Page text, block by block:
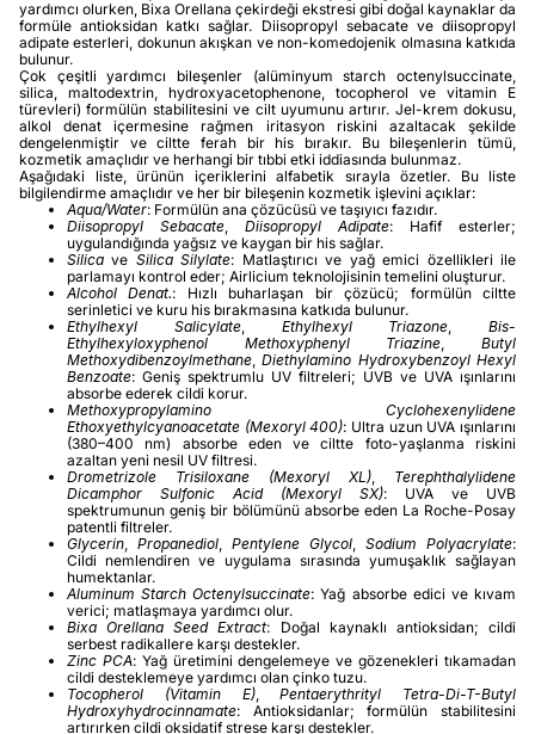
yardımcı olurken, Bixa Orellana çekirdeği ekstresi gibi doğal kaynaklar da
formüle antioksidan katkı sağlar. Diisopropyl sebacate ve diisopropyl
adipate esterleri, dokunun akışkan ve non-komedojenik olmasına katkıda
bulunur.
Çok çeşitli yardımcı bileşenler (alüminyum starch octenylsuccinate,
silica, maltodextrin, hydroxyacetophenone, tocopherol ve vitamin E
türevleri) formülün stabilitesini ve cilt uyumunu artırır. Jel-krem dokusu,
alkol denat içermesine rağmen iritasyon riskini azaltacak şekilde
dengelenmiştir ve ciltte ferah bir his bırakır. Bu bileşenlerin tümü,
kozmetik amaçlıdır ve herhangi bir tıbbi etki iddiasında bulunmaz.
Aşağıdaki liste, ürünün içeriklerini alfabetik sırayla özetler. Bu liste
bilgilendirme amaçlıdır ve her bir bileşenin kozmetik işlevini açıklar:
Aqua/Water: Formülün ana çözücüsü ve taşıyıcı fazıdır.
Diisopropyl Sebacate
Diisopropyl Adipate: Hafif esterler;
uygulandığında yağsız ve kaygan bir his sağlar.
Silica ve Silica Silylate: Matlaştırıcı ve yağ emici özellikleri ile
parlamayı kontrol eder; Airlicium teknolojisinin temelini oluşturur.
Alcohol Denat.: Hızlı buharlaşan bir çözücü; formülün ciltte
serinletici ve kuru his bırakmasına katkıda bulunur.
Ethylhexyl Salicylate, Ethylhexyl Triazone
Bis-
Ethylhexyloxyphenol Methoxyphenyl Triazine ,Butyl
Methoxydibenzoylmethane ,Diethylamino Hydroxybenzoyl Hexyl
Benzoate: Geniş spektrumlu UV filtreleri; UVB ve UVA ışınlarını
absorbe ederek cildi korur.
Methoxypropylamino Cyclohexenylidene
Ethoxyethylcyanoacetate (Mexoryl 400): Ultra uzun UVA ışınlarını
(380–400 nm) absorbe eden ve ciltte foto-yaşlanma riskini
azaltan yeni nesil UV filtresi.
Drometrizole Trisiloxane (Mexoryl XL)
Terephthalylidene
Dicamphor Sulfonic Acid (Mexoryl SX): UVA ve UVB
spektrumunun geniş bir bölümünü absorbe eden La Roche-Posay
patentli filtreler.
Glycerin
Propanediol Pentylene Glycol Sodium Polyacrylate:
Cildi nemlendiren ve uygulama sırasında yumuşaklık sağlayan
humektanlar.
Aluminum Starch Octenylsuccinate: Yağ absorbe edici ve kıvam
verici; matlaşmaya yardımcı olur.
Bixa Orellana Seed Extract: Doğal kaynaklı antioksidan; cildi
serbest radikallere karşı destekler.
Zinc PCA: Yağ üretimini dengelemeye ve gözenekleri tıkamadan
cildi desteklemeye yardımcı olan çinko tuzu.
Tocopherol (Vitamin E),Pentaerythrityl Tetra-Di-T-Butyl
Hydroxyhydrocinnamate: Antioksidanlar; formülün stabilitesini
artırırken cildi oksidatif strese karşı destekler.